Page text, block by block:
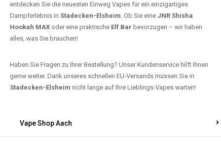
entdecken Sie die neuesten Einweg Vapes für ein einzigartiges
Dampferlebnis in Stadecken-Elsheim. Ob Sie eine JNR Shisha
Hookah MAX oder eine praktische Elf Bar bevorzugen – wir haben
alles, was Sie brauchen!
Haben Sie Fragen zu Ihrer Bestellung? Unser Kundenservice hilft Ihnen
gerne weiter. Dank unseres schnellen EU-Versands müssen Sie in
Stadecken-Elsheim nicht lange auf Ihre Lieblings-Vapes warten!
Vape Shop Aach